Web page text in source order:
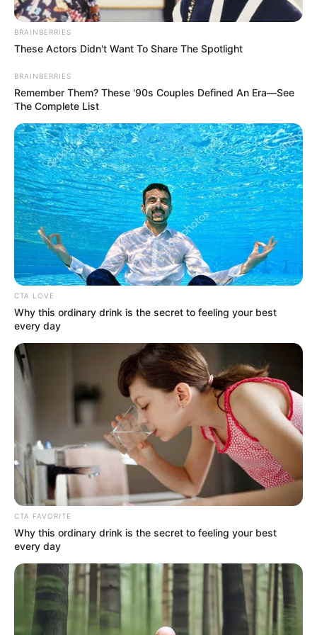
ΑΠΟΨΕΙΣ
Δείτε αυτό το βίντεο και ανεβείτε
Πολεμιστές του Φωτός!!!
Ειδικά αυτές τις μέρες που διανύουμε πρέπει όλοι να
επανέλθουμε και να είμαστε δυνατοί και με...
ΔΙΕΘΝΗ ΡΟΗ ΤΩΝ ΑΡΘΡΩΝ ΣΗΜΑΝΤΙΚΕΣ ΕΙΔΗΣΕΙΣ
Η Αλήθεια ανατέλλει σαν Φοίνικας από
τις στάχτες της
Η Αλήθεια ανατέλλει σαν Φοίνικας από τις στάχτες της. Σε
ελάχιστο χρόνο θα αρχίσει να το βλέπει ο κόσμος. Να είστε
ήρεμοι. Ξέρουμε βαθιά μέσα...
BRAINBERRIES
These Actors Didn't Want To Share The Spotlight
BRAINBERRIES
Remember Them? These '90s Couples Defined An Era—See
The Complete List
CTA LOVE
Why this ordinary drink is the secret to feeling your best
every day
CTA FAVORITE
Why this ordinary drink is the secret to feeling your best
every day